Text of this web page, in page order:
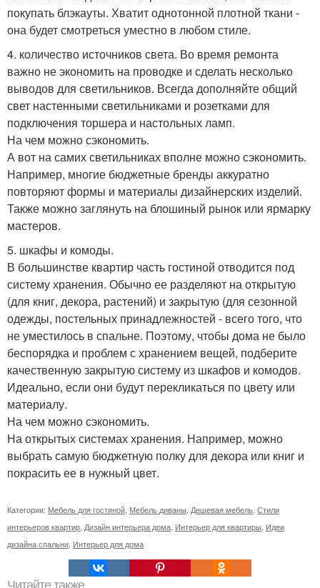
покупать блэкауты. Хватит однотонной плотной ткани -
она будет смотреться уместно в любом стиле.
4. количество источников света. Во время ремонта
важно не экономить на проводке и сделать несколько
выводов для светильников. Всегда дополняйте общий
свет настенными светильниками и розетками для
подключения торшера и настольных ламп.
На чем можно сэкономить.
А вот на самих светильниках вполне можно сэкономить.
Например, многие бюджетные бренды аккуратно
повторяют формы и материалы дизайнерских изделий.
Также можно заглянуть на блошиный рынок или ярмарку
мастеров.
5. шкафы и комоды.
В большинстве квартир часть гостиной отводится под
систему хранения. Обычно ее разделяют на открытую
(для книг, декора, растений) и закрытую (для сезонной
одежды, постельных принадлежностей - всего того, что
не уместилось в спальне. Поэтому, чтобы дома не было
беспорядка и проблем с хранением вещей, подберите
качественную закрытую систему из шкафов и комодов.
Идеально, если они будут перекликаться по цвету или
материалу.
На чем можно сэкономить.
На открытых системах хранения. Например, можно
выбрать самую бюджетную полку для декора или книг и
покрасить ее в нужный цвет.
Категории: Мебель для гостиной, Мебель диваны, Дешевая мебель, Стили
интерьеров квартир, Дизайн интерьера дома, Интерьер для квартиры, Идеи
дизайна спальни, Интерьер для дома